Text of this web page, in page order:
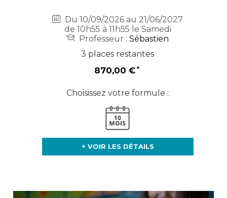
Du 10/09/2026 au 21/06/2027
de 10h55 à 11h55 le Samedi
Professeur :Sébastien
3 places restantes
870,00 €
Choisissez votre formule :
+ VOIR LES DÉTAILS